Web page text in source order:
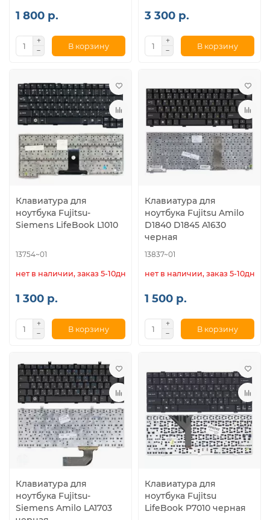
1 800 р.
В корзину
3 300 р.
В корзину
Клавиатура для
ноутбука Fujitsu-
Siemens LifeBook L1010
13754~01
нет в наличии, заказ 5-10дн.
1 300 р.
В корзину
Клавиатура для
ноутбука Fujitsu Amilo
D1840 D1845 A1630
черная
13837~01
нет в наличии, заказ 5-10дн.
1 500 р.
В корзину
Клавиатура для
ноутбука Fujitsu-
Siemens Amilo LA1703
Клавиатура для
ноутбука Fujitsu
LifeBook P7010 черная